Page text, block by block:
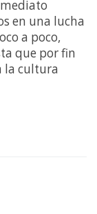
en una lucha
a poco,
que por fin
la cultura